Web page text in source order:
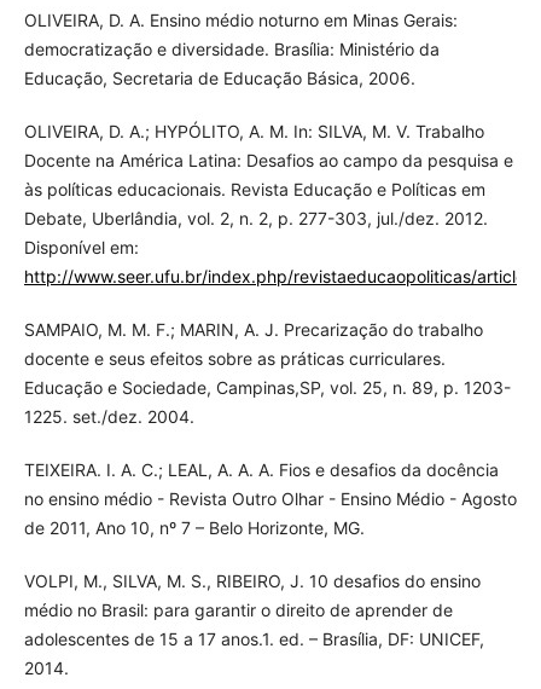
OLIVEIRA, D. A. Ensino médio noturno em Minas Gerais:
democratização e diversidade. Brasília: Ministério da
Educação, Secretaria de Educação Básica, 2006.
OLIVEIRA, D. A.; HYPÓLITO, A. M. In: SILVA, M. V. Trabalho
Docente na América Latina: Desafios ao campo da pesquisa e
às políticas educacionais. Revista Educação e Políticas em
Debate, Uberlândia, vol. 2, n. 2, p. 277-303, jul./dez. 2012.
Disponível em:
http://www.seer.ufu.br/index.php/revistaeducaopoliticas/article/
SAMPAIO, M. M. F.; MARIN, A. J. Precarização do trabalho
docente e seus efeitos sobre as práticas curriculares.
Educação e Sociedade, Campinas,SP, vol. 25, n. 89, p. 1203-
1225. set./dez. 2004.
TEIXEIRA. I. A. C.; LEAL, A. A. A. Fios e desafios da docência
no ensino médio - Revista Outro Olhar - Ensino Médio - Agosto
de 2011, Ano 10, nº 7 – Belo Horizonte, MG.
VOLPI, M., SILVA, M. S., RIBEIRO, J. 10 desafios do ensino
médio no Brasil: para garantir o direito de aprender de
adolescentes de 15 a 17 anos.1. ed. – Brasília, DF: UNICEF,
2014.